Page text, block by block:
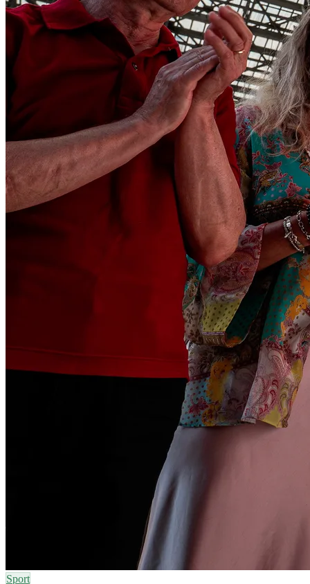
Sport